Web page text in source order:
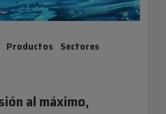
Productos Sectores
al máximo,